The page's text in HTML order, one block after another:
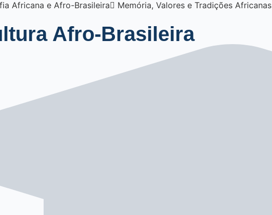
Africana e Afro-Brasileira Memória, Valores e Tradições Africanas
Afro-Brasileira